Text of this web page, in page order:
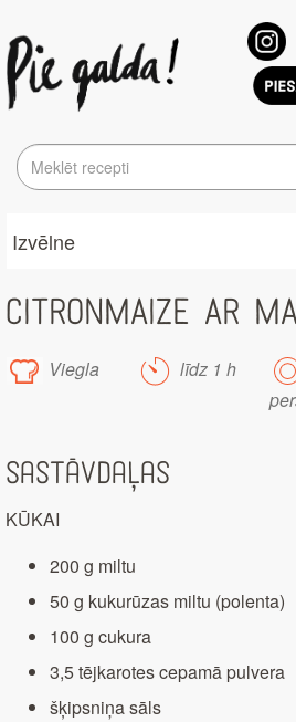
Izvēlne
CITRONMAIZE AR
Viegla līdz 1 h
Sastāvdaļas
KŪKAI
200 g miltu
50 g kukurūzas miltu (polenta)
100 g cukura
3,5 tējkarotes cepamā pulvera
šķipsniņa sāls